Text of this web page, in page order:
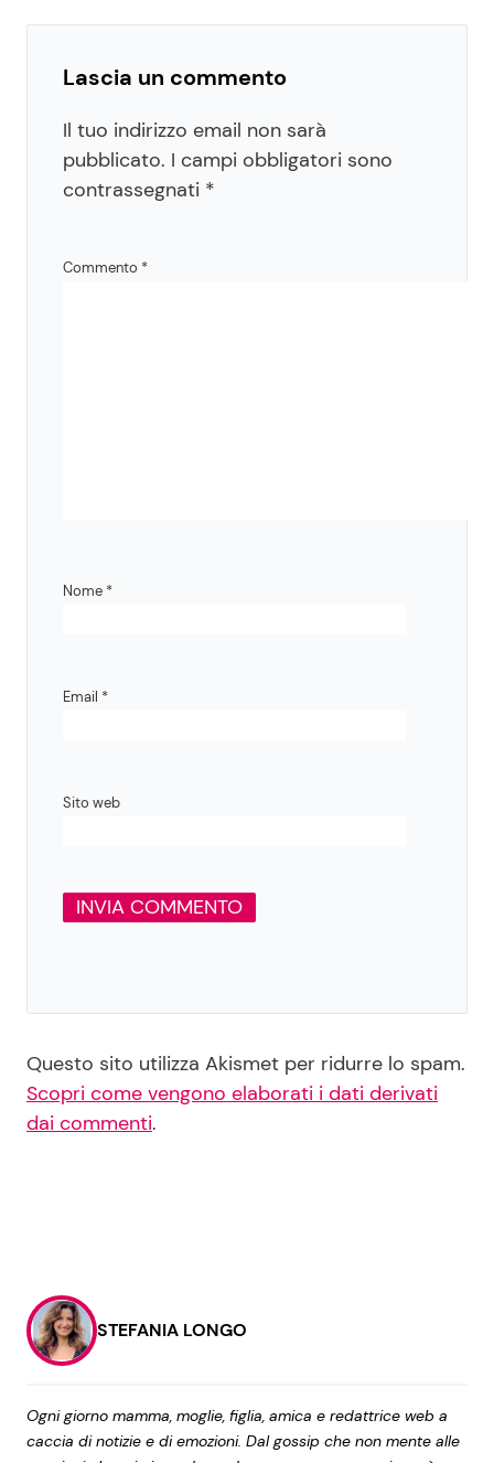
Lascia un commento
Il tuo indirizzo email non sarà
pubblicato. I campi obbligatori sono
contrassegnati *
Commento *
Nome *
Email *
Sito web
Questo sito utilizza Akismet per ridurre lo spam.
Scopri come vengono elaborati i dati derivati
dai commenti.
STEFANIA LONGO
Ogni giorno mamma, moglie, figlia, amica e redattrice web a
caccia di notizie e di emozioni. Dal gossip che non mente alle